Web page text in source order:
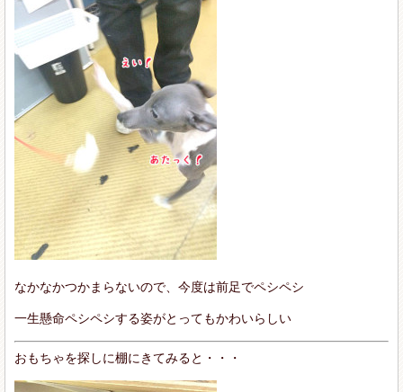
なかなかつかまらないので、今度は前足でペシペシ
一生懸命ペシペシする姿がとってもかわいらしい
おもちゃを探しに棚にきてみると・・・